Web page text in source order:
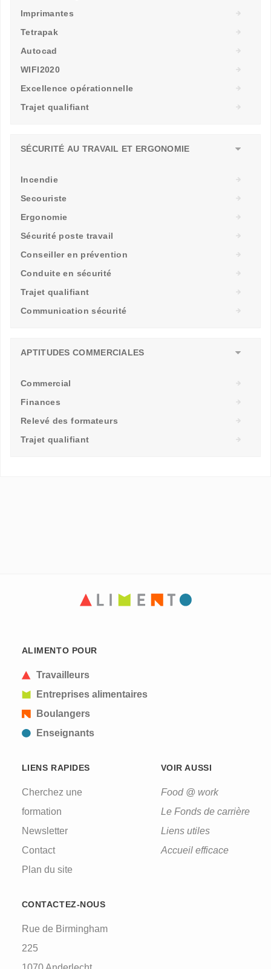
Imprimantes
Tetrapak
Autocad
WIFI2020
Excellence opérationnelle
Trajet qualifiant
SÉCURITÉ AU TRAVAIL ET ERGONOMIE
Incendie
Secouriste
Ergonomie
Sécurité poste travail
Conseiller en prévention
Conduite en sécurité
Trajet qualifiant
Communication sécurité
APTITUDES COMMERCIALES
Commercial
Finances
Relevé des formateurs
Trajet qualifiant
ALIMENTO POUR
Travailleurs
Entreprises alimentaires
Boulangers
Enseignants
LIENS RAPIDES
Cherchez une
formation
Newsletter
Contact
Plan du site
VOIR AUSSI
Food @ work
Le Fonds de carrière
Liens utiles
Accueil efficace
CONTACTEZ-NOUS
Rue de Birmingham
225